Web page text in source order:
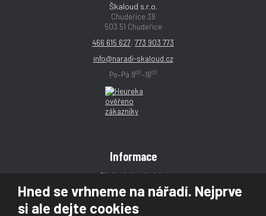
Hned se vrhneme na nářadí. Nejprve
si ale dejte cookies
Škaloud s.r.o.
Chudeřice 38
503 51 Chudeřice
466 615 627; 773 903 773
info@naradi-skaloud.cz
Po–Pá 900–1600
Informace
Obchodní podmínky
Reklamace
Magazín